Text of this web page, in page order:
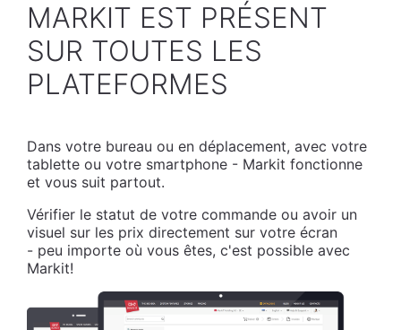
MARKIT EST PRÉSENT
SUR TOUTES LES
PLATEFORMES
Dans votre bureau ou en déplacement, avec votre
tablette ou votre smartphone - Markit fonctionne
et vous suit partout.
Vérifier le statut de votre commande ou avoir un
visuel sur les prix directement sur votre écran
- peu importe où vous êtes, c'est possible avec
Markit!